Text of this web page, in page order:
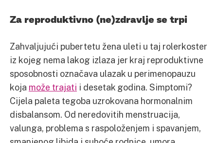
Za reproduktivno (ne)zdravlje se trpi
Zahvaljujući pubertetu žena uleti u taj rolerkoster
iz kojeg nema lakog izlaza jer kraj reproduktivne
sposobnosti označava ulazak u perimenopauzu
koja može trajati i desetak godina. Simptomi?
Cijela paleta tegoba uzrokovana hormonalnim
disbalansom. Od neredovitih menstruacija,
valunga, problema s raspoloženjem i spavanjem,